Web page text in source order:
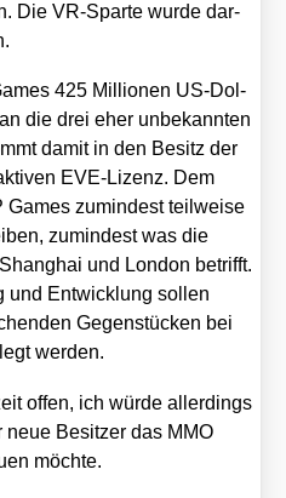
Die VR-Spar­te wur­de dar­
425 Mil­lio­nen US-Dol­
die drei eher unbe­kann­ten
damit in den Besitz der
EVE-Lizenz. Dem
Games zumin­dest teil­wei­se
zumin­dest was die
und Lon­don betrifft.
und Ent­wick­lung sol­len
Gegen­stü­cken bei
wer­den.
offen, ich wür­de aller­dings
Besit­zer das MMO
möch­te.